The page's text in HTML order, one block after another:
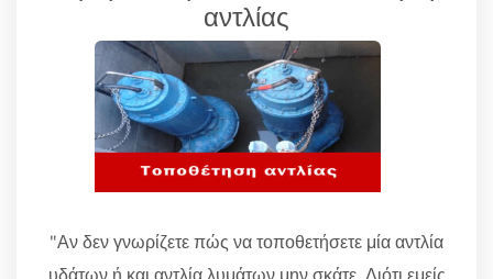
αντλίας
"Αν δεν γνωρίζετε πώς να τοποθετήσετε μία αντλία
υδάτων ή και αντλία λυμάτων μην σκάτε. Διότι εμείς